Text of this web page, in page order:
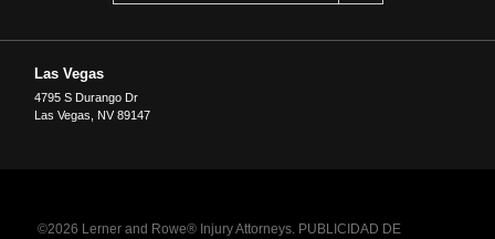
Las Vegas
4795 S Durango Dr
Las Vegas
NV 89147
©2026 Lerner and Rowe® Injury Attorneys. PUBLICIDAD DE